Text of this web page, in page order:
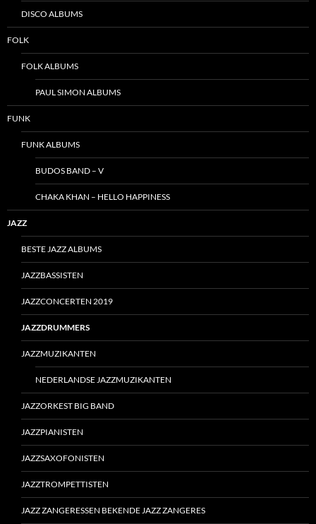
DISCO ALBUMS
FOLK
FOLK ALBUMS
PAUL SIMON ALBUMS
FUNK
FUNK ALBUMS
BUDOS BAND – V
CHAKA KHAN – HELLO HAPPINESS
JAZZ
BESTE JAZZ ALBUMS
JAZZBASSISTEN
JAZZCONCERTEN 2019
JAZZDRUMMERS
JAZZMUZIKANTEN
NEDERLANDSE JAZZMUZIKANTEN
JAZZORKEST BIG BAND
JAZZPIANISTEN
JAZZSAXOFONISTEN
JAZZTROMPETTISTEN
JAZZ ZANGERESSEN BEKENDE JAZZ ZANGERES